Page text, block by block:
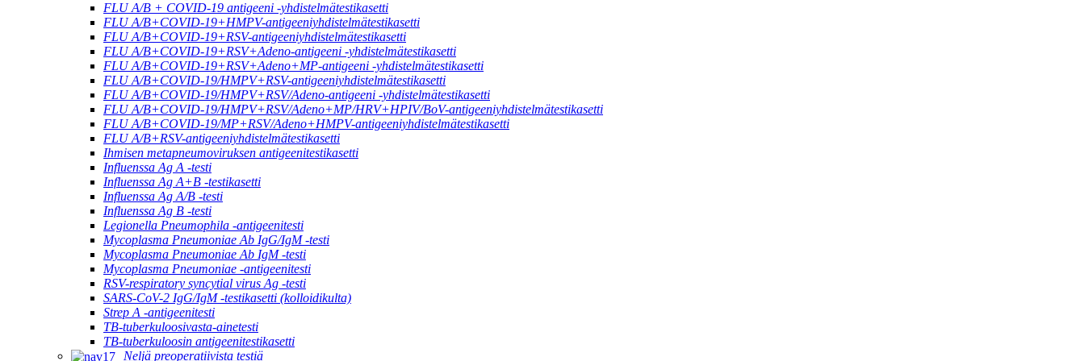
FLU A/B + COVID-19 antigeeni -yhdistelmätestikasetti
FLU A/B+COVID-19+HMPV-antigeeniyhdistelmätestikasetti
FLU A/B+COVID-19+RSV-antigeeniyhdistelmätestikasetti
FLU A/B+COVID-19+RSV+Adeno-antigeeni -yhdistelmätestikasetti
FLU A/B+COVID-19+RSV+Adeno+MP-antigeeni -yhdistelmätestikasetti
FLU A/B+COVID-19/HMPV+RSV-antigeeniyhdistelmätestikasetti
FLU A/B+COVID-19/HMPV+RSV/Adeno-antigeeni -yhdistelmätestikasetti
FLU A/B+COVID-19/HMPV+RSV/Adeno+MP/HRV+HPIV/BoV-antigeeniyhdistelmätestikasetti
FLU A/B+COVID-19/MP+RSV/Adeno+HMPV-antigeeniyhdistelmätestikasetti
FLU A/B+RSV-antigeeniyhdistelmätestikasetti
Ihmisen metapneumoviruksen antigeenitestikasetti
Influenssa Ag A -testi
Influenssa Ag A+B -testikasetti
Influenssa Ag A/B -testi
Influenssa Ag B -testi
Legionella Pneumophila -antigeenitesti
Mycoplasma Pneumoniae Ab IgG/IgM -testi
Mycoplasma Pneumoniae Ab IgM -testi
Mycoplasma Pneumoniae -antigeenitesti
RSV-respiratory syncytial virus Ag -testi
SARS-CoV-2 IgG/IgM -testikasetti (kolloidikulta)
Strep A -antigeenitesti
TB-tuberkuloosivasta-ainetesti
TB-tuberkuloosin antigeenitestikasetti
Neljä preoperatiivista testiä